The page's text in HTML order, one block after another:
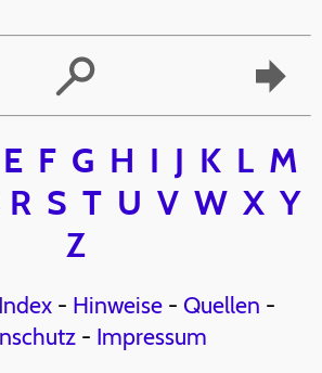
E F G H I J K L M
R S T U V W X Y
Z
Index- Hinweise- Quellen -
- Impressum